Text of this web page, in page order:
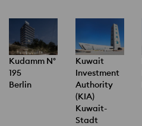
Kudamm N°
195
Berlin
Kuwait
Investment
Authority
(KIA)
Kuwait-
Stadt